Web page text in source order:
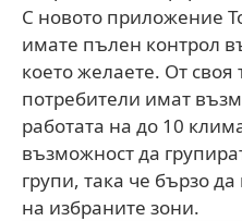
С новото приложение
имате пълен контрол
което желаете. От
потребители имат
работата на до 10
възможност да
групи, така че бързо
на избраните зони.